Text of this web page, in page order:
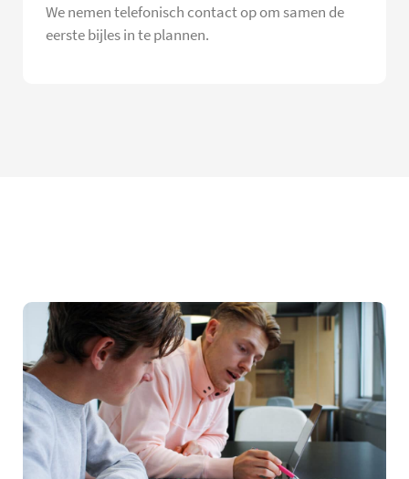
We nemen telefonisch contact op om samen de
eerste bijles in te plannen.